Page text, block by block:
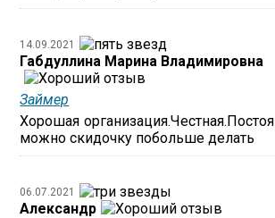
14.09.2021
Габдуллина Марина Владимировна
Займер
Хорошая
можно скидочку побольше делать
06.07.2021
Александр